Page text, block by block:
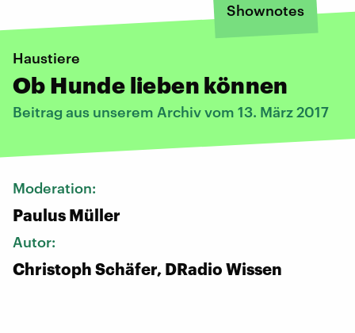
Shownotes
Haustiere
Ob Hunde lieben können
Beitrag aus unserem Archiv vom 13. März 2017
Moderation:
Paulus Müller
Autor:
Christoph Schäfer, DRadio Wissen